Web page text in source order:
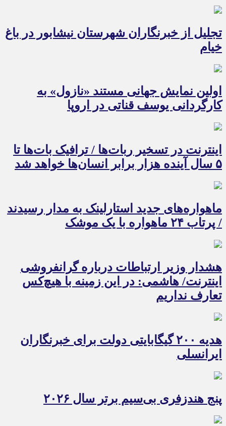
تجلیل از خبرنگاران شهرستان نیشابور در باغ
خیام
اولین نمایش جهانی مستند «نازول» به
کارگردانی یوسف قناتی در اروپا
اینترنت در تسخیر ربات‌ها / ترافیک بات‌ها تا
۵ سال آینده هزار برابر انسان‌ها خواهد شد
ماهواره‌های جدید استارلینک به مدار رسیدند
/ پرتاب ۲۴ ماهواره با یک موشک
هشدار وزیر ارتباطات درباره گرانفروشی
اینترنت/ هاشمی: در این زمینه با هیچ‌کس
تعارف نداریم
هدیه ۲۰۰ گیگابایتی دولت برای خبرنگاران
ایرانسلی
پنج هندزفری بی‌سیم برتر سال ۲۰۲۶